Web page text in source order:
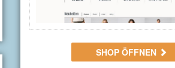
SHOP ÖFFNEN